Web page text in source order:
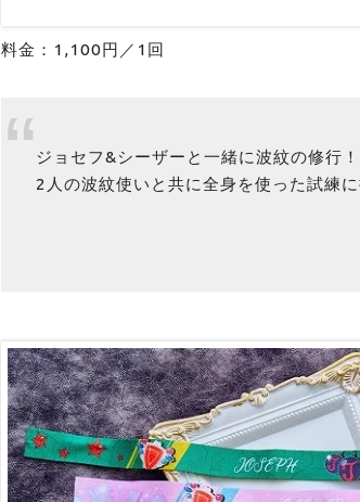
料金：1,100円／1回
ジョセフ&シーザーと一緒に波紋の修行！
2人の波紋使いと共に全身を使った試練に